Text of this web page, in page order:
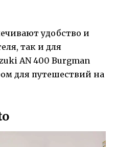
удобство и
так и для
AN 400 Burgman
для путешествий на